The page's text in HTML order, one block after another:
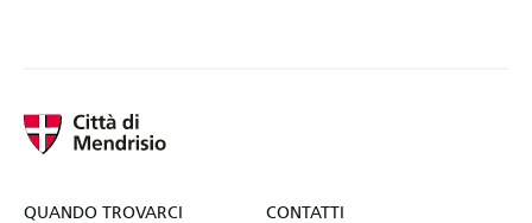
QUANDO TROVARCI
CONTATTI